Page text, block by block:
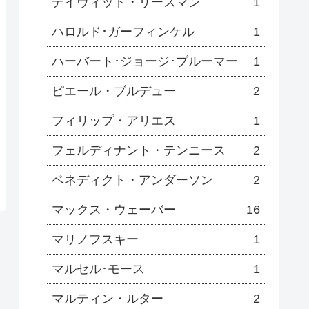
ハロルド･ガーフィンケル 1
ハーバート･ジョージ･ブルーマー 1
ピエール・ブルデュー 2
フィリップ・アリエス 1
フェルディナント・テンニース 2
ベネディクト・アンダーソン 2
マックス・ウェーバー 16
マリノフスキー 1
マルセル･モース 1
マルティン・ルター 2